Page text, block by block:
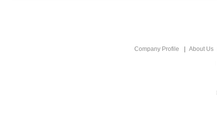
Company Profile About Us